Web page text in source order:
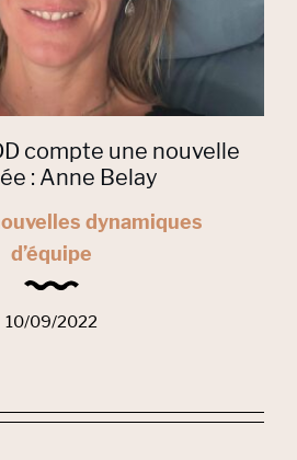
compte une nouvelle
: Anne Belay
dynamiques
d’équipe
10/09/2022